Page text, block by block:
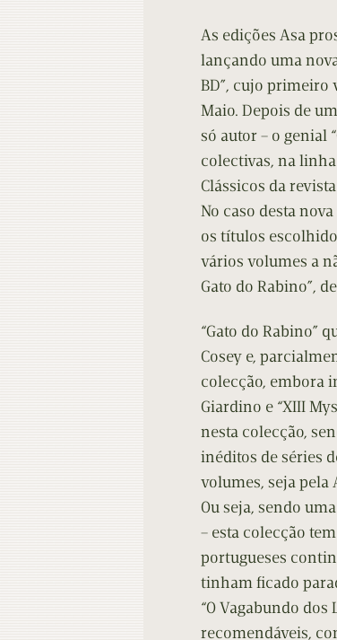
As edições Asa
lançando uma
BD”, cujo primeiro
Maio. Depois de
só autor – o genial
colectivas, na linha
Clássicos da
No caso desta
os títulos
vários volumes a
Gato do Rabino”,
“Gato do Rabino”
Cosey e,
colecção, embora
Giardino e “XIII
nesta colecção,
inéditos de séries
volumes, seja pela
Ou seja, sendo
– esta colecção
portugueses
tinham ficado
“O Vagabundo dos
recomendáveis,